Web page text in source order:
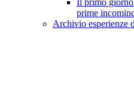
Il primo
prime
Archivio esperienze